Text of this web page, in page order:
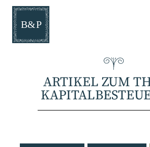
ARTIKEL ZUM